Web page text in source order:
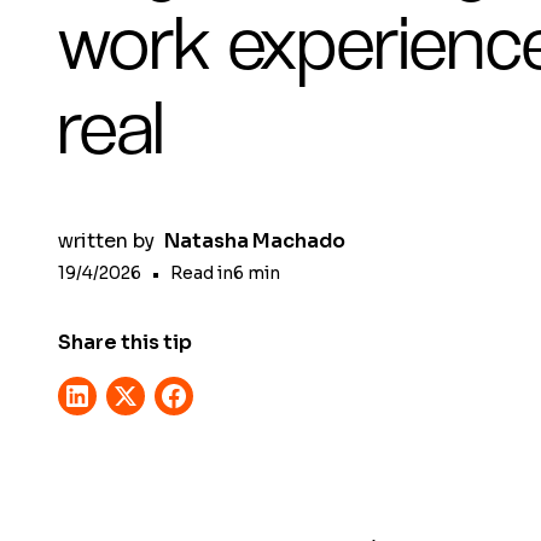
work
real
written by Natasha Machado
19/4/2026 • Read in6 min
Share this tip